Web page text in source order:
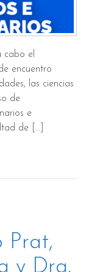
cabo el
encuentro
las ciencias
de
e
de […]
Prat,
y Dra.